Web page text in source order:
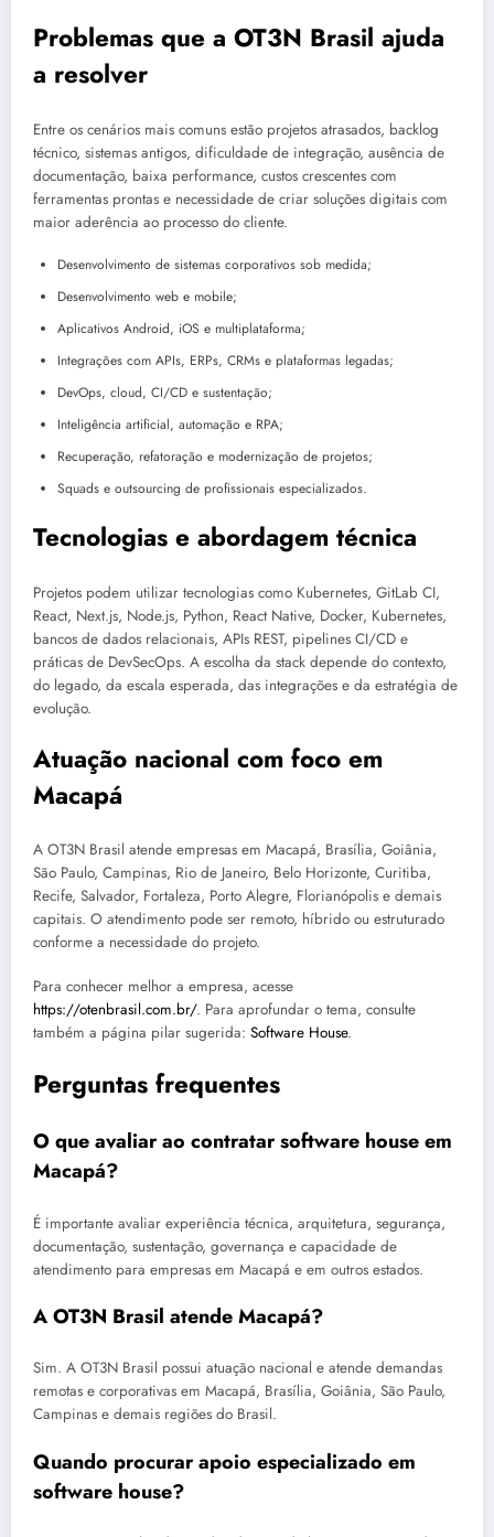
Problemas que a OT3N Brasil ajuda
a resolver
Entre os cenários mais comuns estão projetos atrasados, backlog
técnico, sistemas antigos, dificuldade de integração, ausência de
documentação, baixa performance, custos crescentes com
ferramentas prontas e necessidade de criar soluções digitais com
maior aderência ao processo do cliente.
Desenvolvimento de sistemas corporativos sob medida;
Desenvolvimento web e mobile;
Aplicativos Android, iOS e multiplataforma;
Integrações com APIs, ERPs, CRMs e plataformas legadas;
DevOps, cloud, CI/CD e sustentação;
Inteligência artificial, automação e RPA;
Recuperação, refatoração e modernização de projetos;
Squads e outsourcing de profissionais especializados.
Tecnologias e abordagem técnica
Projetos podem utilizar tecnologias como Kubernetes, GitLab CI,
React, Next.js, Node.js, Python, React Native, Docker, Kubernetes,
bancos de dados relacionais, APIs REST, pipelines CI/CD e
práticas de DevSecOps. A escolha da stack depende do contexto,
do legado, da escala esperada, das integrações e da estratégia de
evolução.
Atuação nacional com foco em
Macapá
A OT3N Brasil atende empresas em Macapá, Brasília, Goiânia,
São Paulo, Campinas, Rio de Janeiro, Belo Horizonte, Curitiba,
Recife, Salvador, Fortaleza, Porto Alegre, Florianópolis e demais
capitais. O atendimento pode ser remoto, híbrido ou estruturado
conforme a necessidade do projeto.
Para conhecer melhor a empresa, acesse
https://otenbrasil.com.br/. Para aprofundar o tema, consulte
também a página pilar sugerida: Software House.
Perguntas frequentes
O que avaliar ao contratar software house em
Macapá?
É importante avaliar experiência técnica, arquitetura, segurança,
documentação, sustentação, governança e capacidade de
atendimento para empresas em Macapá e em outros estados.
A OT3N Brasil atende Macapá?
Sim. A OT3N Brasil possui atuação nacional e atende demandas
remotas e corporativas em Macapá, Brasília, Goiânia, São Paulo,
Campinas e demais regiões do Brasil.
Quando procurar apoio especializado em
software house?